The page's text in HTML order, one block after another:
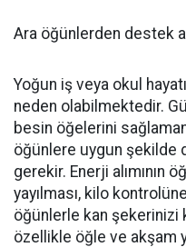
Ara öğünlerden destek
Yoğun iş veya okul
neden olabilmektedir.
besin öğelerini
öğünlere uygun şekilde
gerekir. Enerji alımının
yayılması, kilo
öğünlerle kan şekerinizi
özellikle öğle ve akşam